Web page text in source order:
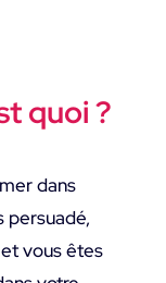
quoi ?
dans
persuadé,
vous êtes